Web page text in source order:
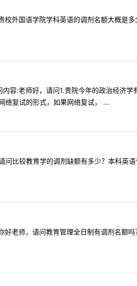
国语学院学科英语的调剂名额大概是
:老师好，请问1.贵院今年的政治经济学
络复试的形式，如果网络复试， ...
较教育学的调剂缺额有多少？本科英
师，请问教育管理全日制有调剂名额吗